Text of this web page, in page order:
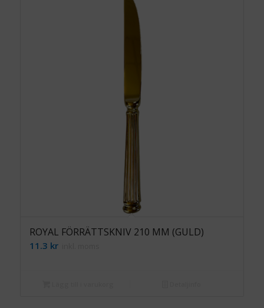
ROYAL FÖRRÄTTSKNIV 210 MM (GULD)
11.3 krinkl. moms